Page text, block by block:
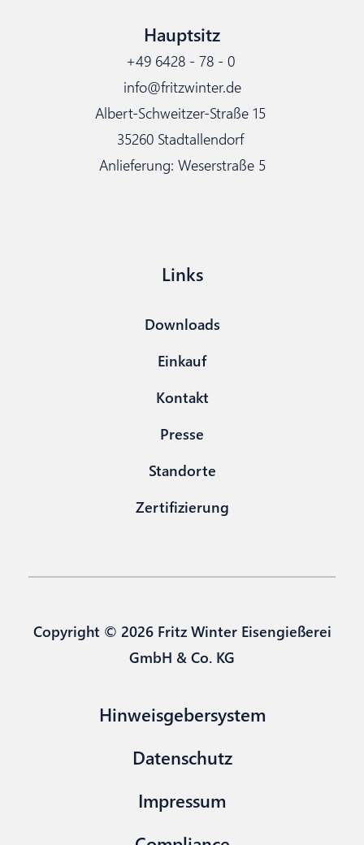
Hauptsitz
+49 6428 - 78 - 0
info@fritzwinter.de
Albert-Schweitzer-Straße 15
35260 Stadtallendorf
Anlieferung: Weserstraße 5
Links
Downloads
Einkauf
Kontakt
Presse
Standorte
Zertifizierung
Copyright © 2026 Fritz Winter Eisengießerei
GmbH & Co. KG
Hinweisgebersystem
Datenschutz
Impressum